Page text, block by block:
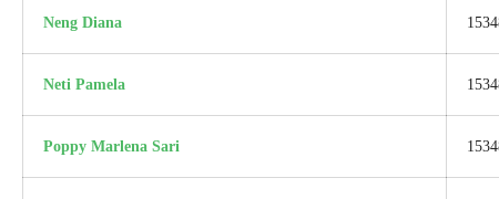
Neng Diana
Neti Pamela
Poppy Marlena Sari